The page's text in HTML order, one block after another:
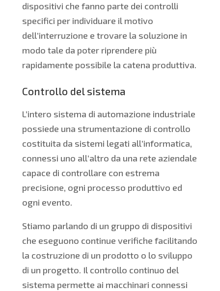
dispositivi che fanno parte dei controlli
specifici per individuare il motivo
dell’interruzione e trovare la soluzione in
modo tale da poter riprendere più
rapidamente possibile la catena produttiva.
Controllo del sistema
L’intero sistema di automazione industriale
possiede una strumentazione di controllo
costituita da sistemi legati all’informatica,
connessi uno all’altro da una rete aziendale
capace di controllare con estrema
precisione, ogni processo produttivo ed
ogni evento.
Stiamo parlando di un gruppo di dispositivi
che eseguono continue verifiche facilitando
la costruzione di un prodotto o lo sviluppo
di un progetto. Il controllo continuo del
sistema permette ai macchinari connessi